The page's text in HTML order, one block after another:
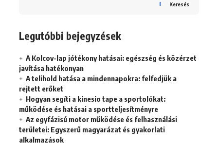
Keresés
Legutóbbi bejegyzések
A Kolcov-lap jótékony hatásai: egészség és közérzet
javítása hatékonyan
A telihold hatása a mindennapokra: felfedjük a
rejtett erőket
Hogyan segíti a kinesio tape a sportolókat:
működése és hatásai a sportteljesítményre
Az egyfázisú motor működése és felhasználási
területei: Egyszerű magyarázat és gyakorlati
alkalmazások